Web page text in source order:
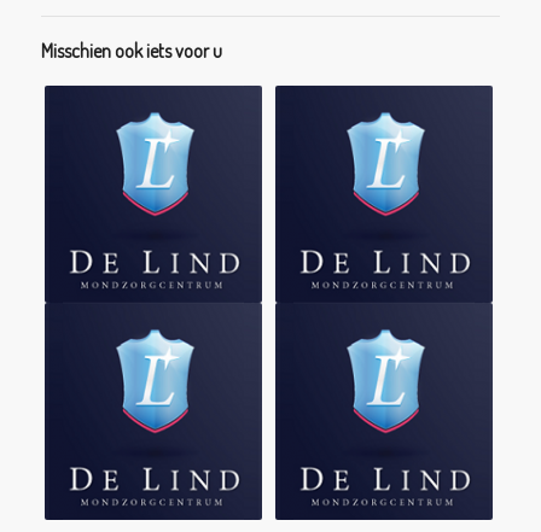
Misschien ook iets voor u